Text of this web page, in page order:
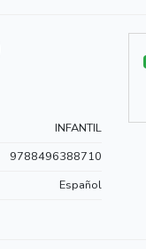
INFANTIL
9788496388710
Español